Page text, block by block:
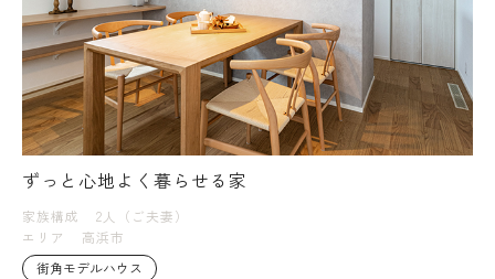
ずっと心地よく暮らせる家
家族構成
2人（ご夫妻）
エリア
高浜市
街角モデルハウス